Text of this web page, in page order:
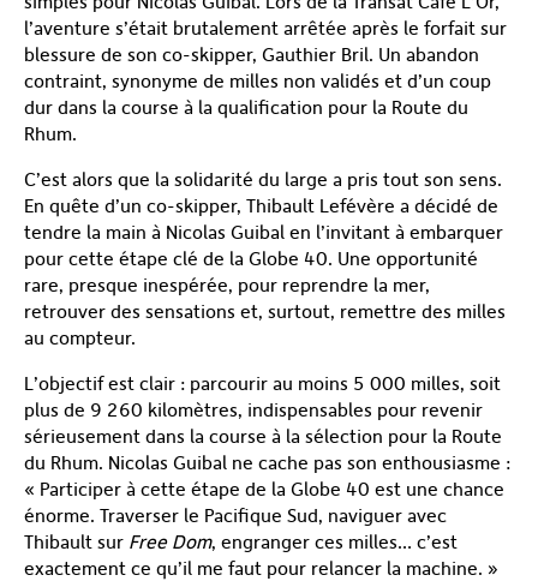
l’aventure s’était brutalement arrêtée après le forfait sur
blessure de son co-skipper, Gauthier Bril. Un abandon
contraint, synonyme de milles non validés et d’un coup
dur dans la course à la qualification pour la Route du
Rhum.
C’est alors que la solidarité du large a pris tout son sens.
En quête d’un co-skipper, Thibault Lefévère a décidé de
tendre la main à Nicolas Guibal en l’invitant à embarquer
pour cette étape clé de la Globe 40. Une opportunité
rare, presque inespérée, pour reprendre la mer,
retrouver des sensations et, surtout, remettre des milles
au compteur.
L’objectif est clair : parcourir au moins 5 000 milles, soit
plus de 9 260 kilomètres, indispensables pour revenir
sérieusement dans la course à la sélection pour la Route
du Rhum. Nicolas Guibal ne cache pas son enthousiasme :
« Participer à cette étape de la Globe 40 est une chance
énorme. Traverser le Pacifique Sud, naviguer avec
Thibault sur Free Dom, engranger ces milles… c’est
exactement ce qu’il me faut pour relancer la machine. »